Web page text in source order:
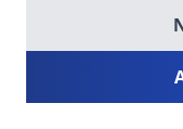
SOMA HR